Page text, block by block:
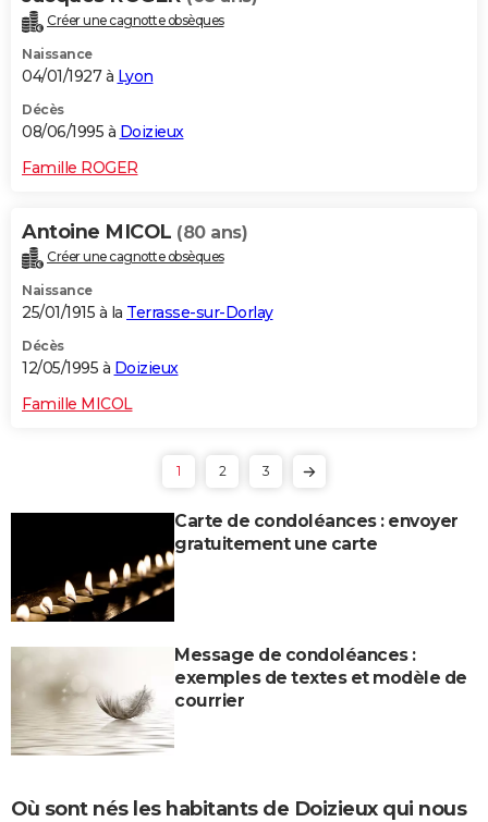
Créer une cagnotte obsèques
Naissance
04/01/1927 à Lyon
Décès
08/06/1995 à Doizieux
Famille ROGER
Antoine MICOL (80 ans)
Créer une cagnotte obsèques
Naissance
25/01/1915 à la Terrasse-sur-Dorlay
Décès
12/05/1995 à Doizieux
Famille MICOL
1 2 3
Carte de condoléances : envoyer
gratuitement une carte
Message de condoléances :
exemples de textes et modèle de
courrier
Où sont nés les habitants de Doizieux qui nous